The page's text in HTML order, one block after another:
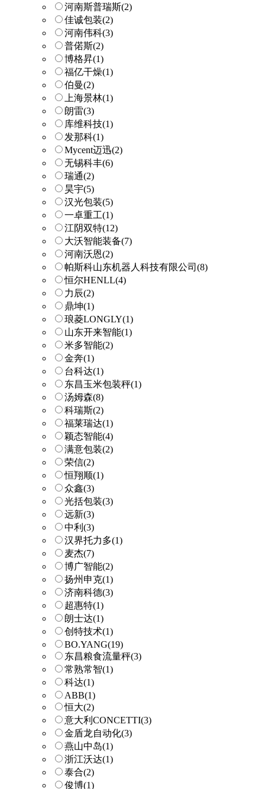
河南斯普瑞斯(2)
佳诚包装(2)
河南伟科(3)
普偌斯(2)
博格昇(1)
福亿干燥(1)
伯曼(2)
上海景林(1)
朗雷(3)
库维科技(1)
发那科(1)
Mycent迈迅(2)
无锡科丰(6)
瑞通(2)
昊宇(5)
汉光包装(5)
一卓重工(1)
江阴双特(12)
大沃智能装备(7)
河南沃恩(2)
帕斯科山东机器人科技有限公司 (8)
恒尔HENLL(4)
力辰(2)
鼎坤(1)
琅菱LONGLY(1)
山东开来智能(1)
米多智能(2)
金奔(1)
台科达(1)
东昌玉米包装秤(1)
汤姆森(8)
科瑞斯(2)
福莱瑞达(1)
颖态智能(4)
满意包装(2)
荣信(2)
恒翔顺(1)
众鑫(3)
光括包装(3)
远新(3)
中利 (3)
汉界托力多(1)
麦杰(7)
博广智能(2)
扬州申克(1)
济南科德(3)
超惠特(1)
朗士达(1)
创特技术(1)
BO.YANG(19)
东昌粮食流量秤(3)
常熟常智(1)
科达(1)
ABB(1)
恒大(2)
意大利CONCETTI(3)
金盾龙自动化(3)
燕山中岛(1)
浙江沃达(1)
泰合(2)
俊博(1)